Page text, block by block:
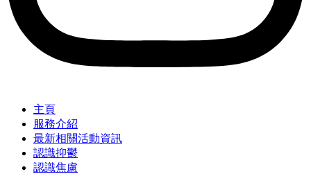
主頁
服務介紹
最新相關活動資訊
認識抑鬱
認識焦慮